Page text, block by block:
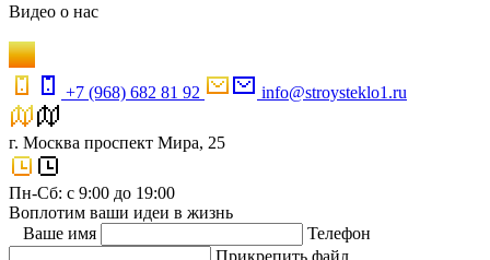
Видео о нас
+7 (968) 682 81 92 info@stroysteklo1.ru
г. Москва проспект Мира, 25
Пн-Сб: с 9:00 до 19:00
Воплотим ваши идеи в жизнь
Ваше имя
Телефон
Прикрепить файл